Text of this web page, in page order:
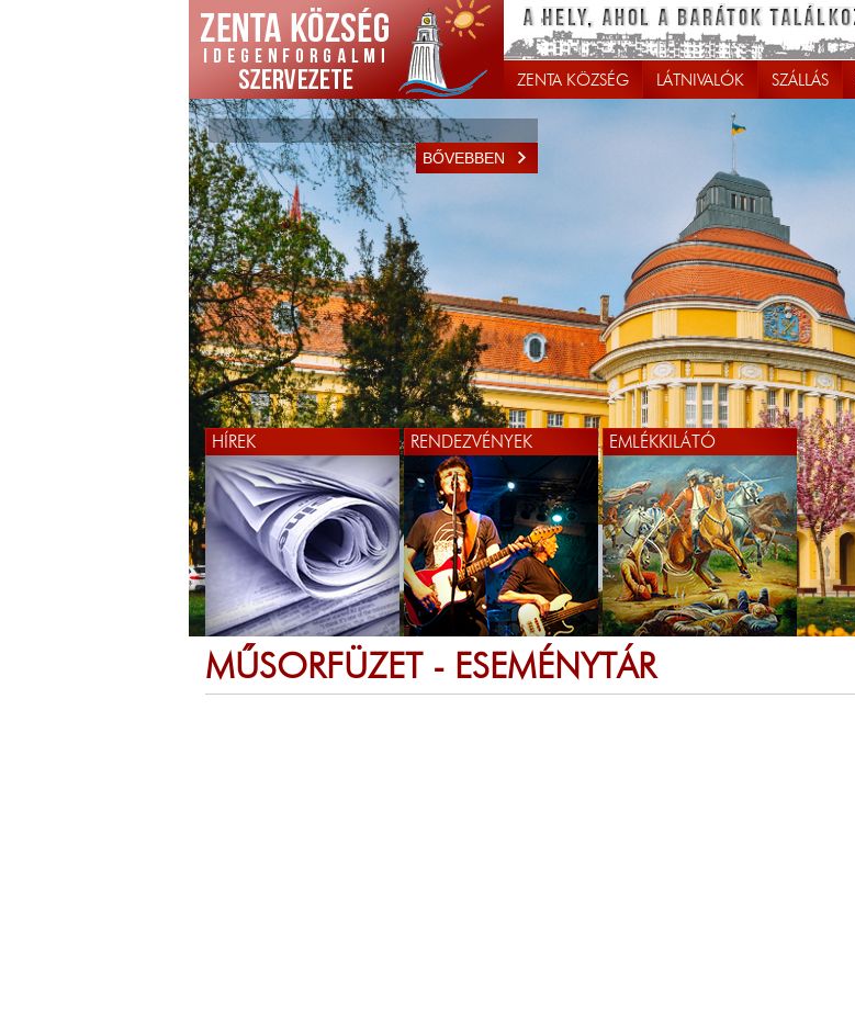
ZENTA KÖZSÉG LÁTNIVALÓK SZÁLLÁS
BŐVEBBEN
HÍREK RENDEZVÉNYEK EMLÉKKILÁTÓ
MŰSORFÜZET - ESEMÉNYTÁR